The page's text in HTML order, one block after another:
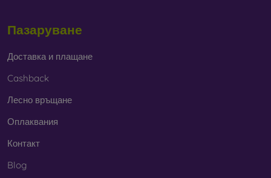
Пазаруване
Доставка и плащане
Cashback
Лесно връщане
Оплаквания
Контакт
Blog